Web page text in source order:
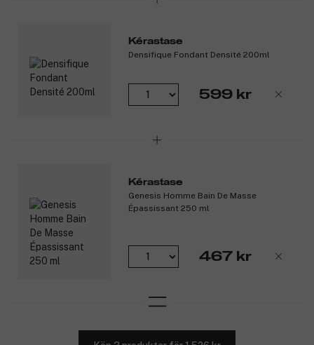
Kérastase
Densifique Fondant Densité 200ml
599 kr
Kérastase
Genesis Homme Bain De Masse
Épassissant 250 ml
467 kr